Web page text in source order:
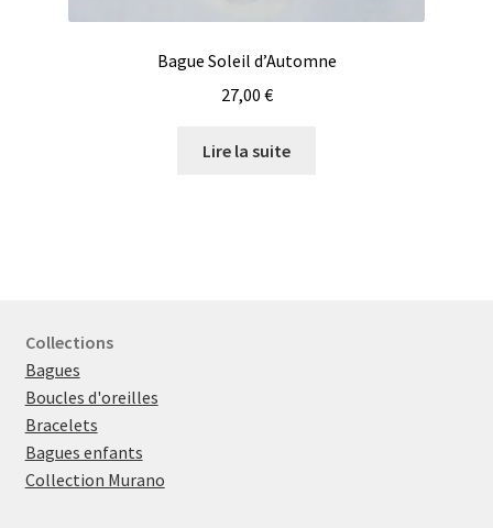
Bague Soleil d’Automne
27,00 €
Lire la suite
Collections
Bagues
Boucles d'oreilles
Bracelets
Bagues enfants
Collection Murano